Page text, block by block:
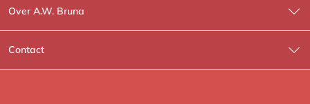
Over A.W. Bruna
Wat wij doen
Wie is Wie?
Contact
Contactinformatie